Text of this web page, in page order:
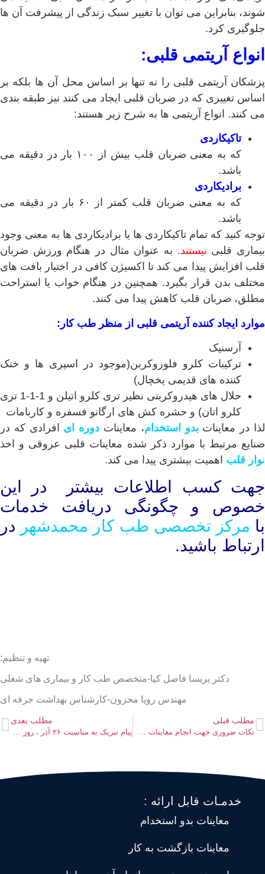
شوند، بنابراین می توان با تغییر سبک زندگی از پیشرفت آن ها
جلوگیری کرد.
انواع آریتمی قلبی:
پزشکان آریتمی قلبی را نه تنها بر اساس محل آن ها بلکه بر
اساس تغییری که در ضربان قلبی ایجاد می کنند نیز طبقه بندی
می کنند. انواع آریتمی ها به شرح زیر هستند:
تاکیکاردی
که به معنی ضربان قلب بیش از ۱۰۰ بار در دقیقه می
باشد.
برادیکاردی
که به معنی ضربان قلب کمتر از ۶۰ بار در دقیقه می
باشد.
توجه کنید که تمام تاکیکاردی ها یا برادیکاردی ها به معنی وجود
بیماری قلبی نیستند. به عنوان مثال در هنگام ورزش ضربان
قلب افزایش پیدا می کند تا اکسیژن کافی در اختیار بافت های
مختلف بدن قرار بگیرد. همچنین در هنگام خواب یا استراحت
مطلق، ضربان قلب کاهش پیدا می کنند.
موارد ایجاد کننده آریتمی قلبی از منظر طب کار:
آرسنیک
ترکیبات کلرو فلوروکربن(موجود در اسپری ها و خنک
کننده های قدیمی یخچال)
حلال های هیدروکربنی نظیر تری کلرو اتیلن و 1-1-1 تری
کلرو اتان) و حشره کش های ارگانو فسفره و کاربامات
لذا در معایناتبدو استخدام، معاینات دوره ای افرادی که در
صنایع مرتبط با موارد ذکر شده معاینات قلبی عروقی و اخذ
نوار قلب اهمیت بیشتری پیدا می کند.
جهت کسب اطلاعات بیشتر در این
خصوص و چگونگی دریافت خدمات
با مرکز تخصصی طب کار محمدشهر در
ارتباط باشید.
تهیه و تنظیم:
دکتر پریسا فاضل کیا-متخصص طب کار و بیماری های شغلی
مهندس رویا محزون-کارشناس بهداشت جرفه ای
مطلب قبلی
نکات ضروری جهت انجام معاینات طب کار
مطلب بعدی
پیام تبریک به مناسبت ۲۶ آذر ، روز ملی حمل و نقل
خدمـات قابل ارائه :
معاینات بدو استخدام
معاینات بازگشت به کار